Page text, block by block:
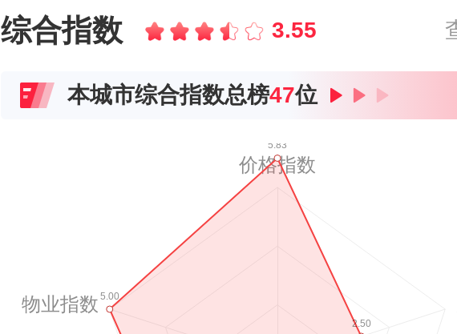
综合指数 3.55
本城市综合指数总榜47位